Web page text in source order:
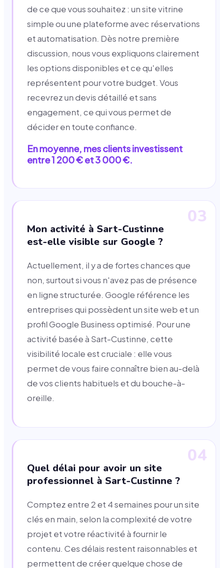
de ce que vous souhaitez : un site vitrine
simple ou une plateforme avec réservations
et automatisation. Dès notre première
discussion, nous vous expliquons clairement
les options disponibles et ce qu'elles
représentent pour votre budget. Vous
recevrez un devis détaillé et sans
engagement, ce qui vous permet de
décider en toute confiance.
En moyenne, mes clients investissent
entre 1 200 € et 3 000 €.
03
Mon activité à Sart-Custinne
est-elle visible sur Google ?
Actuellement, il y a de fortes chances que
non, surtout si vous n'avez pas de présence
en ligne structurée. Google référence les
entreprises qui possèdent un site web et un
profil Google Business optimisé. Pour une
activité basée à Sart-Custinne, cette
visibilité locale est cruciale : elle vous
permet de vous faire connaître bien au-delà
de vos clients habituels et du bouche-à-
oreille.
04
Quel délai pour avoir un site
professionnel à Sart-Custinne ?
Comptez entre 2 et 4 semaines pour un site
clés en main, selon la complexité de votre
projet et votre réactivité à fournir le
contenu. Ces délais restent raisonnables et
permettent de créer quelque chose de